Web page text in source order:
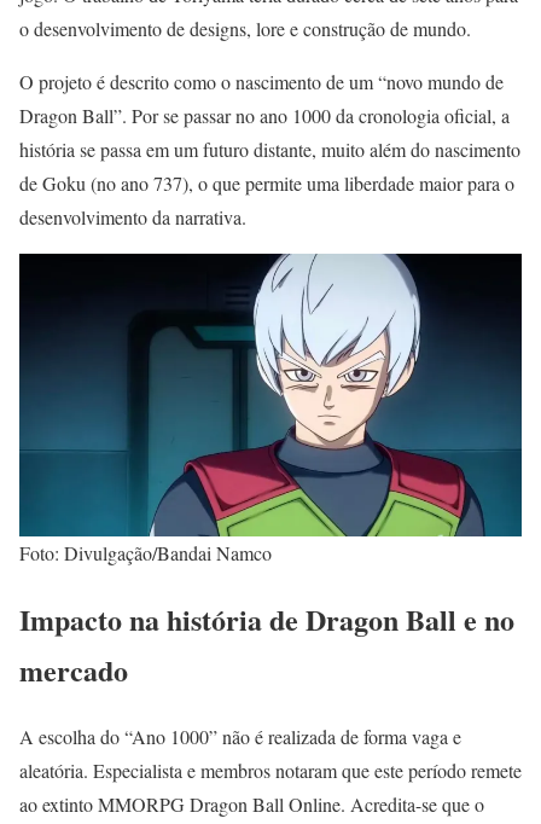
o desenvolvimento de designs, lore e construção de mundo.
O projeto é descrito como o nascimento de um “novo mundo de
Dragon Ball”. Por se passar no ano 1000 da cronologia oficial, a
história se passa em um futuro distante, muito além do nascimento
de Goku (no ano 737), o que permite uma liberdade maior para o
desenvolvimento da narrativa.
Foto: Divulgação/Bandai Namco
Impacto na história de Dragon Ball e no
mercado
A escolha do “Ano 1000” não é realizada de forma vaga e
aleatória. Especialista e membros notaram que este período remete
ao extinto MMORPG Dragon Ball Online. Acredita-se que o